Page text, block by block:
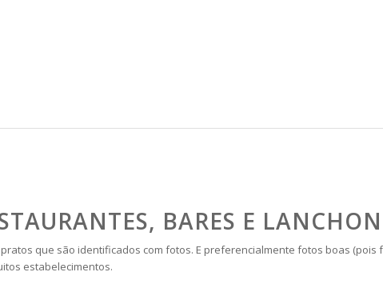
BARES E
que são identificados com fotos. E preferencialmente fotos boas (pois
estabelecimentos.